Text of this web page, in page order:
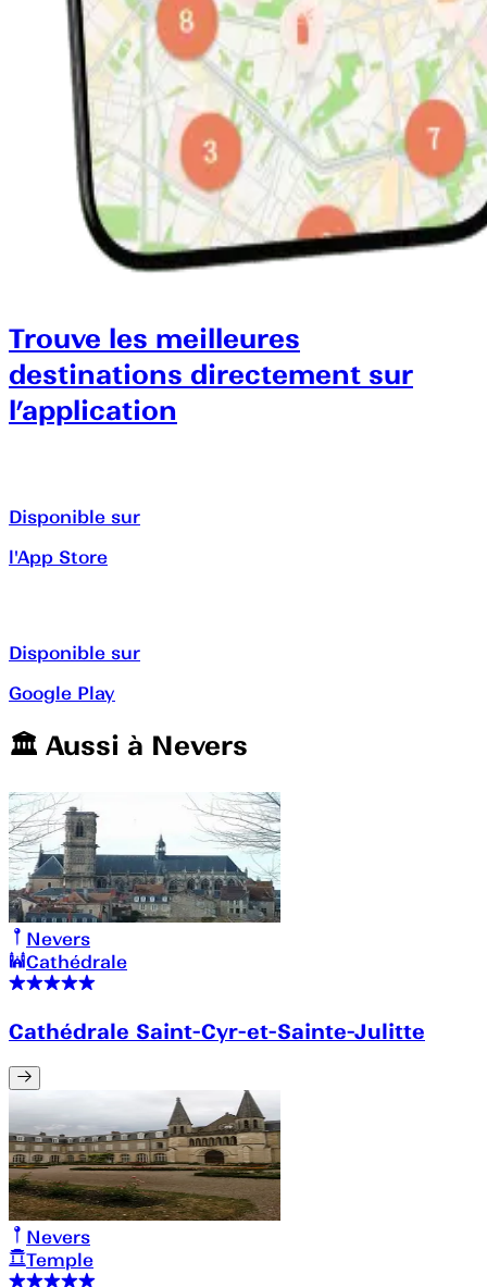
Trouve les meilleures
destinations directement sur
l’application
Disponible sur
l'App Store
Disponible sur
Google Play
🏛️️ Aussi à Nevers
Nevers
Cathédrale
Cathédrale Saint-Cyr-et-Sainte-Julitte
Nevers
Temple